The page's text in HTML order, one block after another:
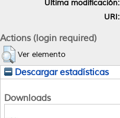
Última modificación:
URI:
Actions (login required)
Ver elemento
Descargar estadísticas
Downloads